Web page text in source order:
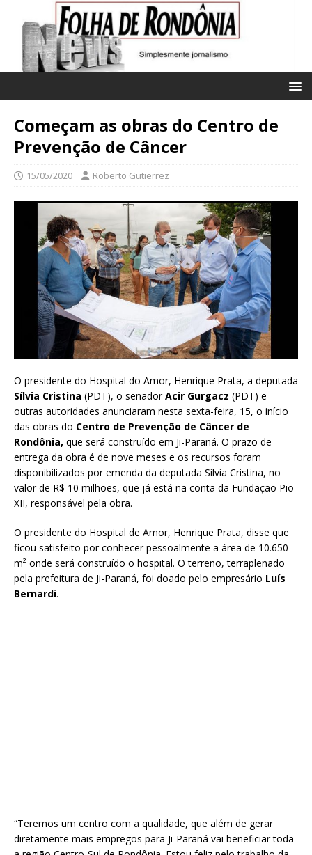
Começam as obras do Centro de
Prevenção de Câncer
15/05/2020 Roberto Gutierrez
O presidente do Hospital do Amor, Henrique Prata, a deputada
Sílvia Cristina (PDT), o senadorAcir Gurgacz (PDT) e
outras autoridades anunciaram nesta sexta-feira, 15, o início
das obras do Centro de Prevenção de Câncer de
Rondônia, que será construído em Ji-Paraná. O prazo de
entrega da obra é de nove meses e os recursos foram
disponibilizados por emenda da deputada Sílvia Cristina, no
valor de R$ 10 milhões, que já está na conta da Fundação Pio
XII, responsável pela obra.
O presidente do Hospital de Amor, Henrique Prata, disse que
ficou satisfeito por conhecer pessoalmente a área de 10.650
m² onde será construído o hospital. O terreno, terraplenado
pela prefeitura de Ji-Paraná, foi doado pelo empresário Luís
Bernardi.
“Teremos um centro com a qualidade, que além de gerar
diretamente mais empregos para Ji-Paraná vai beneficiar toda